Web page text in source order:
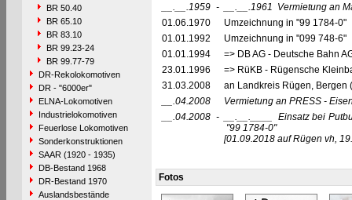
BR 50.40
BR 65.10
BR 83.10
BR 99.23-24
BR 99.77-79
DR-Rekolokomotiven
DR - "6000er"
ELNA-Lokomotiven
Industrielokomotiven
Feuerlose Lokomotiven
Sonderkonstruktionen
SAAR (1920 - 1935)
DB-Bestand 1968
DR-Bestand 1970
Auslandsbestände
__.__.1959 - __.__.1961 Vermietung an
01.06.1970
Umzeichnung in "99 1784-0"
01.01.1992
Umzeichnung in "099 748-6"
01.01.1994
=> DB AG - Deutsche Bahn
23.01.1996
=> RüKB - Rügensche
31.03.2008
an Landkreis Rügen,
__.04.2008
Vermietung an PRESS -
__.04.2008 - __.__.____
Einsatz bei
"99 1784-0"
[01.09.2018 auf Rügen vh,
Fotos